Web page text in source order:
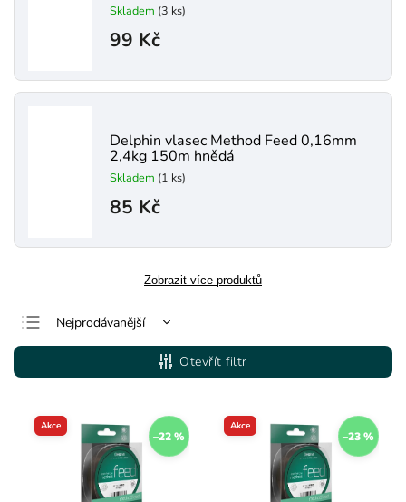
Skladem (3 ks)
99 Kč
Delphin vlasec Method Feed 0,16mm
2,4kg 150m hnědá
Skladem (1 ks)
85 Kč
Zobrazit více produktů
Nejprodávanější
Nejlevnější
Nejdražší
Otevřít filtr
Akce
–22 %
Akce
–23 %